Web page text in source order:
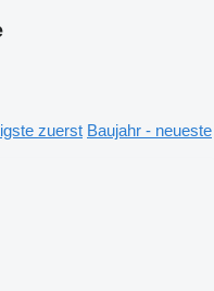
zuerst Baujahr - neueste